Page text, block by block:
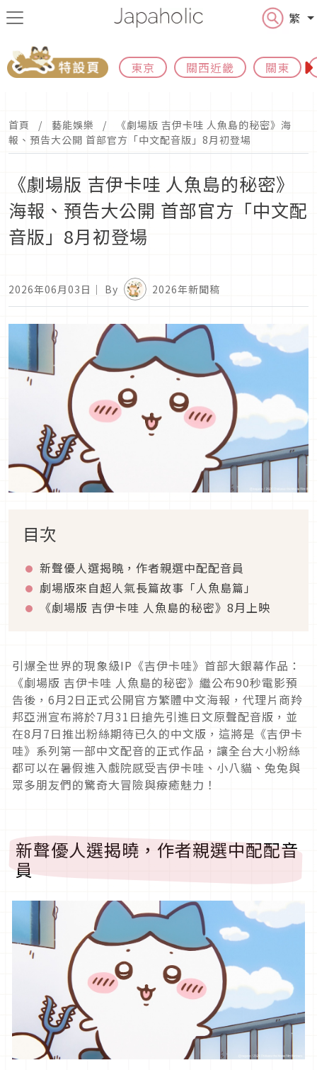
繁
東京 關西近畿 關東
首頁 藝能娛樂
《劇場版 吉伊卡哇 人魚島的秘密》海
報、預告大公開 首部官方「中文配音版」8月初登場
《劇場版 吉伊卡哇 人魚島的秘密》
海報、預告大公開 首部官方「中文配
音版」8月初登場
2026年06月03日 ｜ By 2026年新聞稿
目次
新聲優人選揭曉，作者親選中配配音員
劇場版來自超人氣長篇故事「人魚島篇」
《劇場版 吉伊卡哇 人魚島的秘密》8月上映
引爆全世界的現象級IP《吉伊卡哇》首部大銀幕作品：
《劇場版 吉伊卡哇 人魚島的秘密》繼公布90秒電影預
告後，6月2日正式公開官方繁體中文海報，代理片商羚
邦亞洲宣布將於7月31日搶先引進日文原聲配音版，並
在8月7日推出粉絲期待已久的中文版，這將是《吉伊卡
哇》系列第一部中文配音的正式作品，讓全台大小粉絲
都可以在暑假進入戲院感受吉伊卡哇、小八貓、兔兔與
眾多朋友們的驚奇大冒險與療癒魅力！
新聲優人選揭曉，作者親選中配配音
員